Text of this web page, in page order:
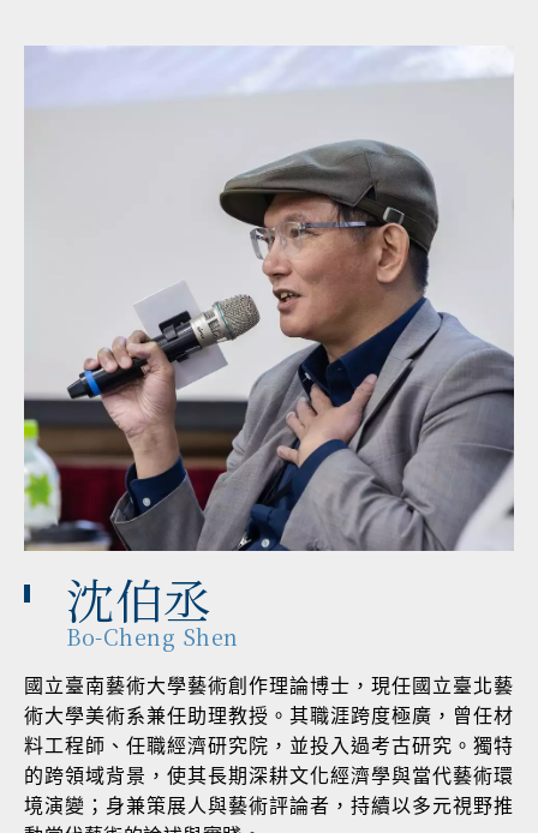
沈伯丞
Bo-Cheng Shen
國立臺南藝術大學藝術創作理論博士，現任國立臺北藝
術大學美術系兼任助理教授。其職涯跨度極廣，曾任材
料工程師、任職經濟研究院，並投入過考古研究。獨特
的跨領域背景，使其長期深耕文化經濟學與當代藝術環
境演變；身兼策展人與藝術評論者，持續以多元視野推